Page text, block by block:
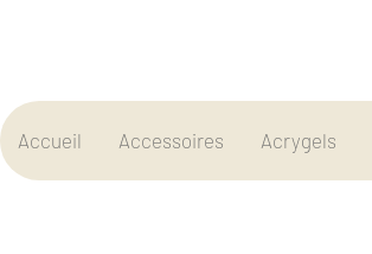
Accueil Accessoires Acrygels